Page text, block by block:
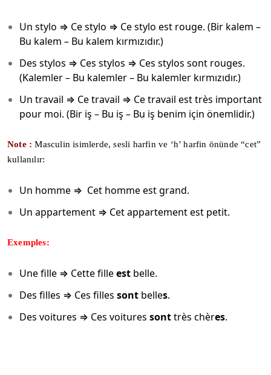
Un stylo ⇒ Ce stylo ⇒ Ce stylo est rouge. (Bir kalem –
Bu kalem – Bu kalem kırmızıdır.)
Des stylos ⇒ Ces stylos ⇒ Ces stylos sont rouges.
(Kalemler – Bu kalemler – Bu kalemler kırmızıdır.)
Un travail ⇒ Ce travail ⇒ Ce travail est très important
pour moi. (Bir iş – Bu iş – Bu iş benim için önemlidir.)
Note :Masculin isimlerde, sesli harfin ve ‘h’ harfin önünde “cet”
kullanılır:
Un homme ⇒ Cet homme est grand.
Un appartement ⇒ Cet appartement est petit.
Exemples:
Une fille ⇒ Cette filleest belle.
Des filles ⇒ Ces filles sont belles.
Des voitures ⇒ Ces voitures sonttrès chères.